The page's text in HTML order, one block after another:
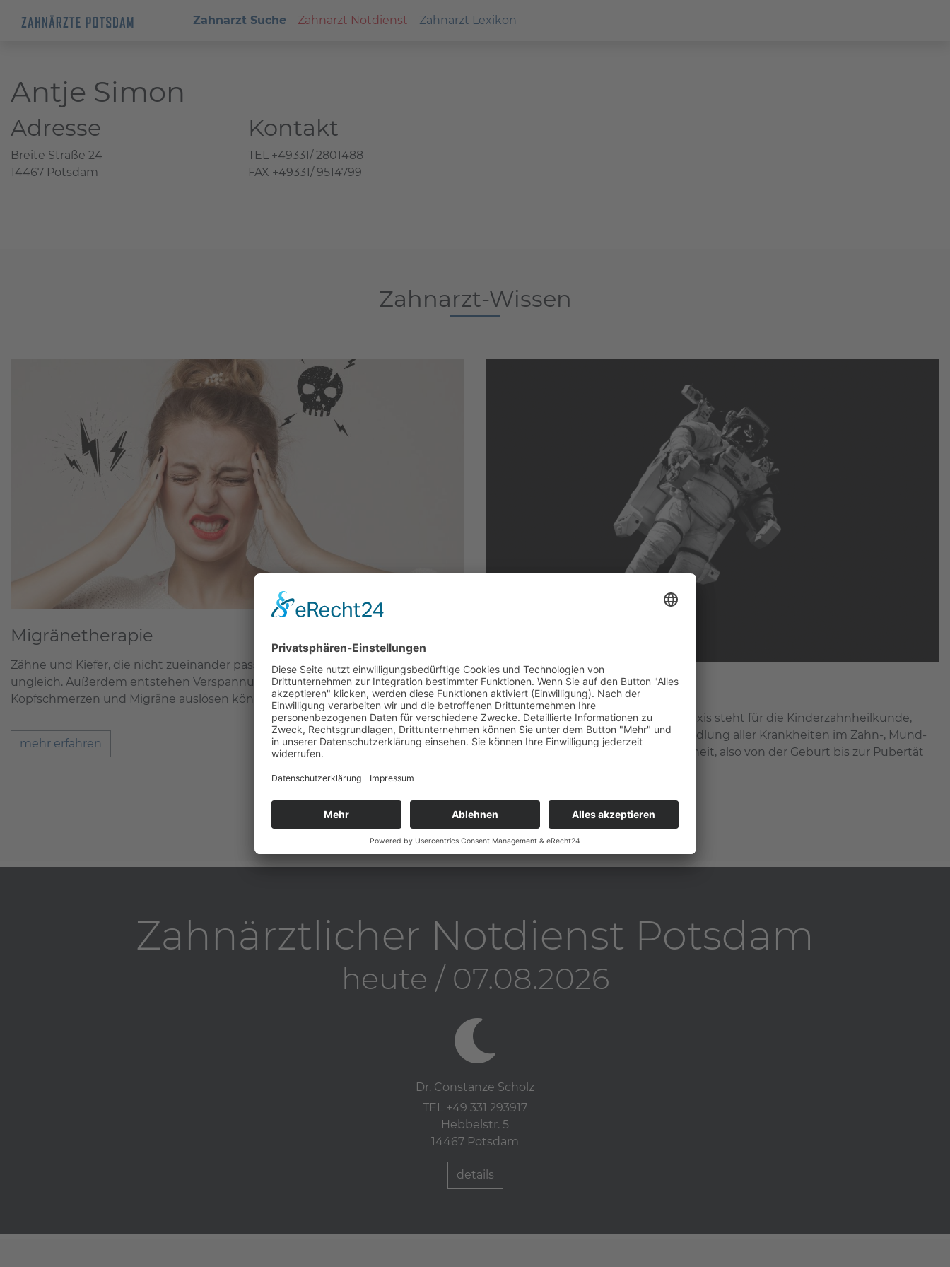
Zahnarzt Suche Zahnarzt Notdienst Zahnarzt Lexikon
Antje Simon
Adresse
Breite Straße 24
14467 Potsdam
Kontakt
TEL +49331/ 2801488
FAX +49331/ 9514799
Zahnarzt-Wissen
Migränetherapie
Zähne und Kiefer, die nicht zueinander passen, belasten die Kiefergelenke
ungleich. Außerdem entstehen Verspannungen der Kaumuskulatur, die
Kopfschmerzen und Migräne auslösen können.
mehr erfahren
Kinderbehandlung
Die Kinderbehandlung in unserer Praxis steht für die Kinderzahnheilkunde,
welche sich mit der speziellen Behandlung aller Krankheiten im Zahn-, Mund-
und Kieferbereich während der Kindheit, also von der Geburt bis zur Pubertät
mehr erfahren
Zahnärztlicher Notdienst Potsdam
heute / 07.08.2026
Dr. Constanze Scholz
TEL +49 331 293917
Hebbelstr. 5
14467 Potsdam
details